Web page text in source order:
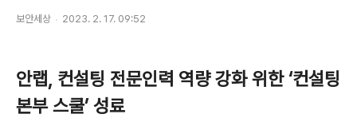
보안세상 2023. 2. 17. 09:52
안랩, 컨설팅 전문인력 역량 강화 위한 ‘컨설팅
본부 스쿨’ 성료